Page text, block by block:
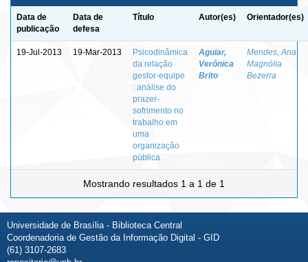
Data de
publicação
Data de
defesa
Título Autor(es) Orientador(es)
19-Jul-2013 19-Mar-2013
Psicodinâmica
da relação
gestor-equipe
: análise do
prazer-
sofrimento no
trabalho em
uma
organização
pública
Aguiar,
Verônica
Brito
Mendes, Ana
Magnólia
Bezerra
Mostrando resultados 1 a 1 de 1
Universidade de Brasília - Biblioteca Central
Coordenadoria de Gestão da Informação Digital - GID
(61) 3107-2683